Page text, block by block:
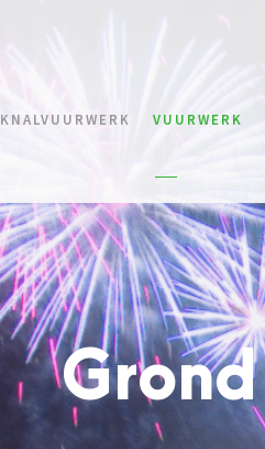
KNALVUURWERK VUURWERK